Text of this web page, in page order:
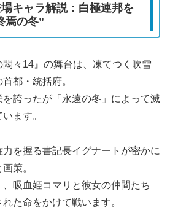
キャラ解説：白極連邦を
焉の冬”
悶々14』の舞台は、凍てつく吹雪
都・統括府。
誇ったが「永遠の冬」によって滅
ます。
を握る書記長イグナートが密かに
策。
吸血姫コマリと彼女の仲間たち
た命をかけて戦います。